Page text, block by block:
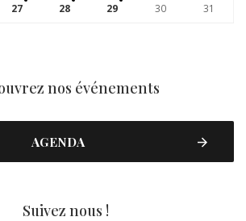
27 28 29 30 31
nos événements
AGENDA
Suivez nous !